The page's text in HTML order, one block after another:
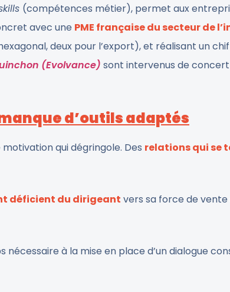
(compétences métier), permet aux
avec une PME française du secteur de
deux pour l’export), et réalisant un
(Evolvance) sont intervenus de
d’outils adaptés
qui dégringole. Des relations qui se
déficient du dirigeant vers sa force de
à la mise en place d’un dialogue